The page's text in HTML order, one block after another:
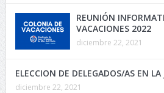
REUNIÓN
VACACIONES 2022
diciembre 22, 2021
ELECCION DE DELEGADOS/AS EN LA
diciembre 22, 2021